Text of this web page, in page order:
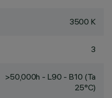
3500 K
3
>50,000h - L90 - B10 (Ta
25°C)